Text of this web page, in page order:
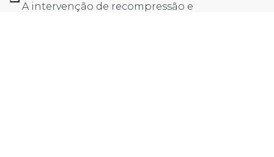
A intervenção de recompressão e